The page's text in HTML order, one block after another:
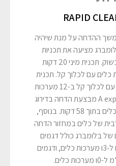
ההדחה על מנת שיהיה
מציעה את תכניות
הקצרות ביותר שקיימות בשוק. תכנית מיני 20 דקות
6 מערכות כלים עם לכלוך קל. תכנית
קצרה 30 דקות מנקה כלים עם לכלוך קל ב-12 מערכות
כלים. תכנית 58 דקות A express מבצעת הדחה בדירוג
אנרגטי ״A״ ל-13 מערכות כלים בתוך 58 דקות. בנוסף,
של כלים במחזור הדחה
בלומברג כולל דגמים
ברוחב 60 ס”מ המתאימים ל-3ו מערכות כלים, ודגמים